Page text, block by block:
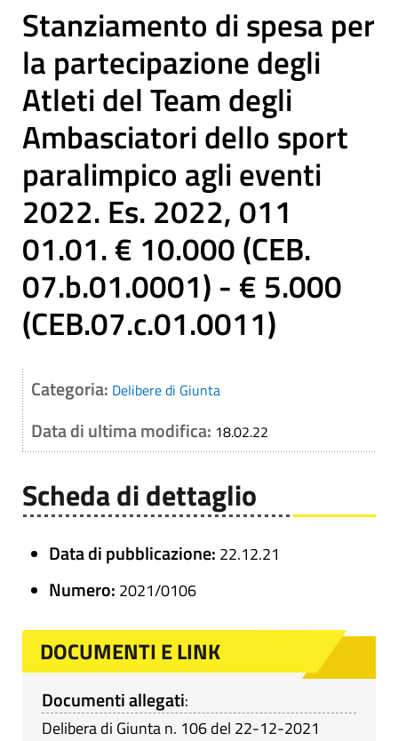
Stanziamento di spesa per
la partecipazione degli
Atleti del Team degli
Ambasciatori dello sport
paralimpico agli eventi
2022. Es. 2022, 011
01.01. € 10.000 (CEB.
07.b.01.0001) - € 5.000
(CEB.07.c.01.0011)
Categoria: Delibere di Giunta
Data di ultima modifica: 18.02.22
Scheda di dettaglio
Data di pubblicazione: 22.12.21
Numero: 2021/0106
DOCUMENTI E LINK
Documenti allegati:
Delibera di Giunta n. 106 del 22-12-2021